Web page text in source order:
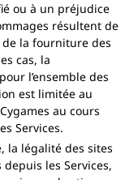
ou à un préjudice
résultent de
la fourniture des
cas, la
l’ensemble des
est limitée au
au cours
Services.
la légalité des sites
les Services,